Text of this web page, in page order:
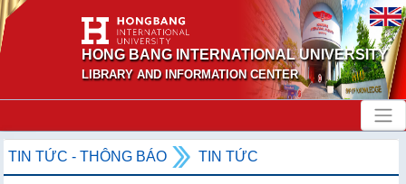
HONG BANG INTERNATIONAL UNIVERSITY
LIBRARY AND INFORMATION CENTER
TIN TỨC - THÔNG BÁO TIN TỨC